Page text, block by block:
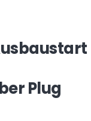
Plug